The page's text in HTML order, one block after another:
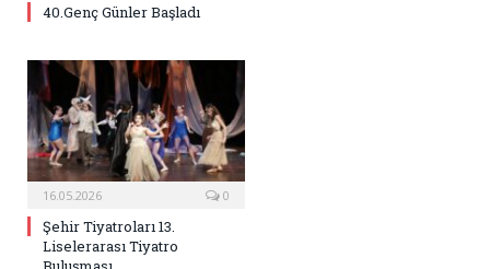
40.Genç Günler Başladı
16.05.2026 0
Şehir Tiyatroları 13.
Liselerarası Tiyatro